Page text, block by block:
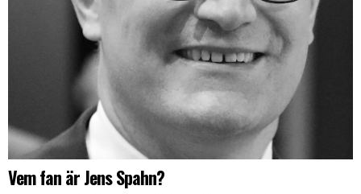
Vem fan är Jens Spahn?